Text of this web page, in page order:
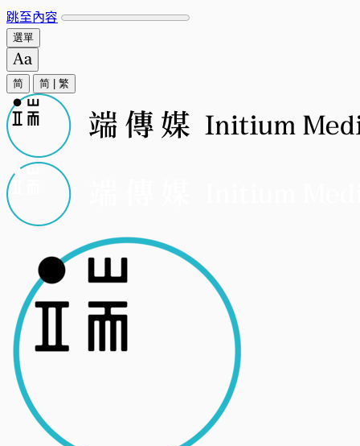
跳至內容
選單
简 简 繁